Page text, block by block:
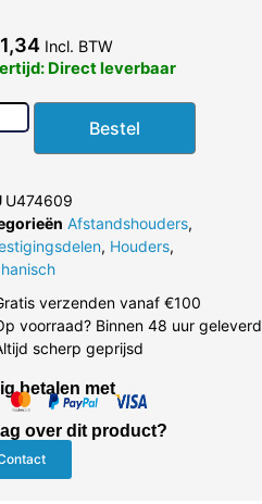
Incl. BTW
Direct leverbaar
Bestel
U474609
Afstandshouders,
, Houders,
verzenden vanaf €100
voorraad? Binnen 48 uur geleverd
scherp geprijsd
betalen met
over dit product?